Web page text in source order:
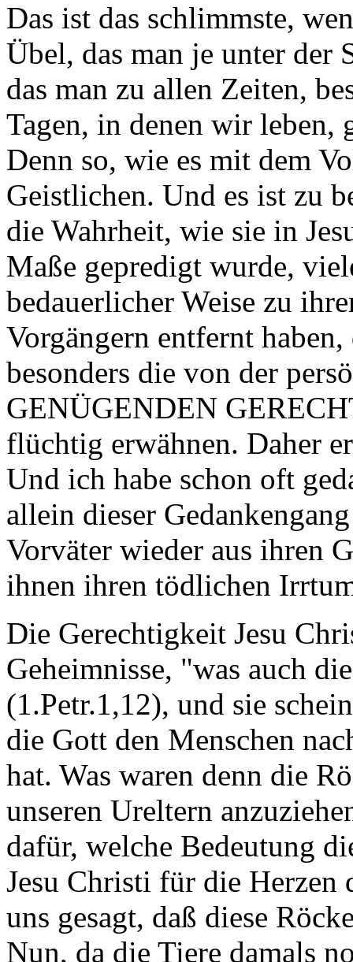
Das ist das schlimmste,
Übel, das man je unter der
das man zu allen Zeiten,
Tagen, in denen wir leben,
Denn so, wie es mit dem
Geistlichen. Und es ist zu
die Wahrheit, wie sie in
Maße gepredigt wurde,
bedauerlicher Weise zu
Vorgängern entfernt
besonders die von der
GENÜGENDEN
flüchtig erwähnen. Daher
Und ich habe schon oft
allein dieser
Vorväter wieder aus ihren
ihnen ihren tödlichen
Die Gerechtigkeit Jesu
Geheimnisse, "was auch
(1.Petr.1,12), und sie
die Gott den Menschen
hat. Was waren denn die
unseren Ureltern
dafür, welche Bedeutung
Jesu Christi für die Herzen
uns gesagt, daß diese
Nun, da die Tiere damals